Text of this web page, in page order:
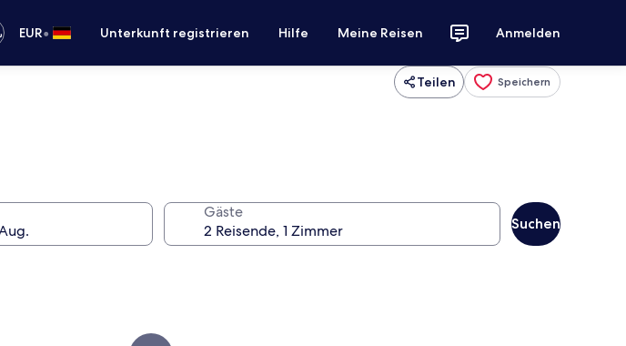
EUR• Unterkunft registrieren Hilfe Meine Reisen Anmelden
Teilen Speichern
Gäste
Suchen